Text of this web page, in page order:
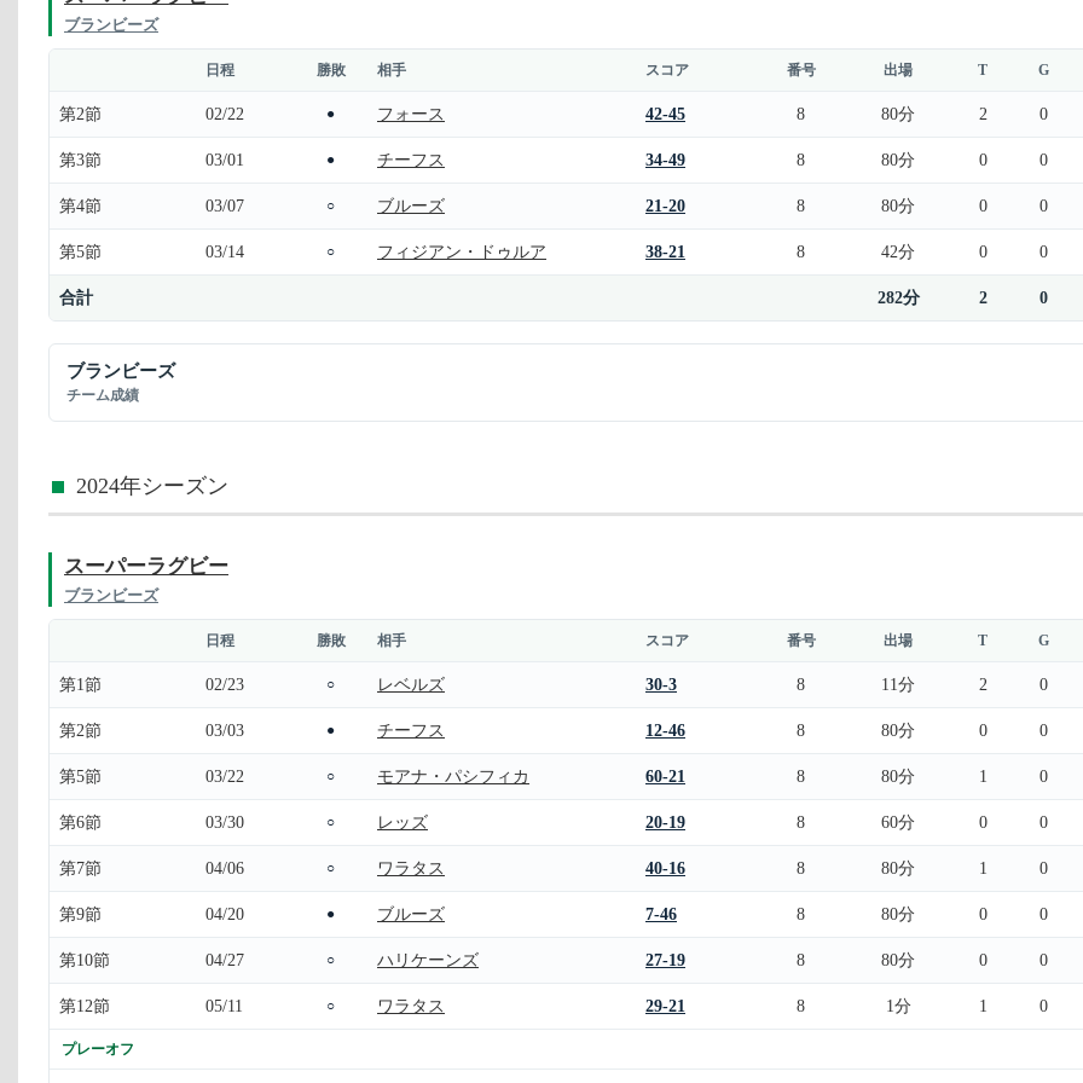
ブランビーズ
日程 勝敗 相手 スコア 番号 出場 T G
第2節 02/22 ● フォース 42-45 8 80分 2 0
第3節 03/01 ● チーフス 34-49 8 80分 0 0
第4節 03/07 ○ ブルーズ 21-20 8 80分 0 0
第5節 03/14 ○ フィジアン・ドゥルア 38-21 8 42分 0 0
合計 282分 2 0
ブランビーズ
チーム成績
2024年シーズン
スーパーラグビー
ブランビーズ
日程 勝敗 相手 スコア 番号 出場 T G
第1節 02/23 ○ レベルズ 30-3 8 11分 2 0
第2節 03/03 ● チーフス 12-46 8 80分 0 0
第5節 03/22 ○ モアナ・パシフィカ 60-21 8 80分 1 0
第6節 03/30 ○ レッズ 20-19 8 60分 0 0
第7節 04/06 ○ ワラタス 40-16 8 80分 1 0
第9節 04/20 ● ブルーズ 7-46 8 80分 0 0
第10節 04/27 ○ ハリケーンズ 27-19 8 80分 0 0
第12節 05/11 ○ ワラタス 29-21 8 1分 1 0
プレーオフ